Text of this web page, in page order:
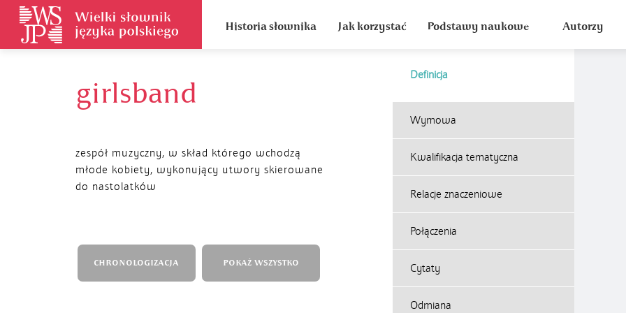
Historia słownika Jak korzystać Podstawy naukowe Autorzy
girlsband
Definicja
zespół muzyczny, w skład którego wchodzą
młode kobiety, wykonujący utwory skierowane
do nastolatków
Wymowa
Kwalifikacja tematyczna
Relacje znaczeniowe
Połączenia
Cytaty
Odmiana
CHRONOLOGIZACJA POKAŻ WSZYSTKO